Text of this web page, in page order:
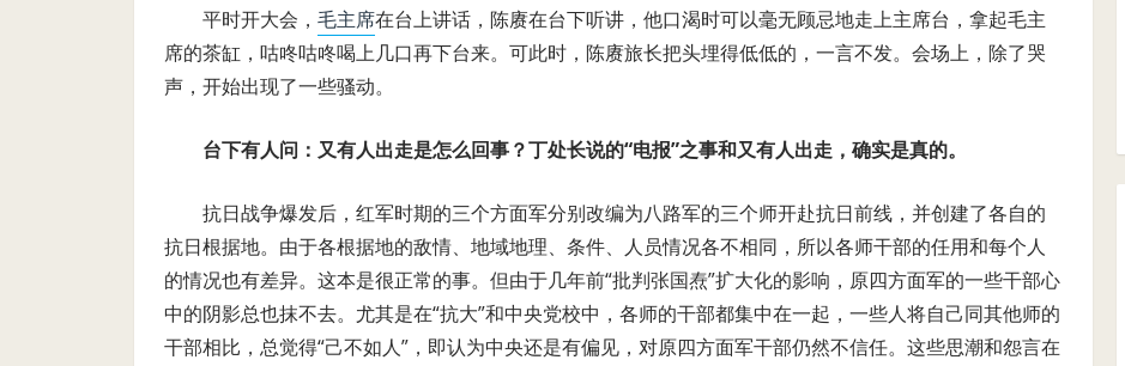
平时开大会， 毛主席在台上讲话，陈赓在台下听讲，他口渴时可以毫无顾忌地走上主席台，拿起毛主
席的茶缸，咕咚咕咚喝上几口再下台来。可此时，陈赓旅长把头埋得低低的，一言不发。会场上，除了哭
声，开始出现了一些骚动。
台下有人问：又有人出走是怎么回事？丁处长说的“电报”之事和又有人出走，确实是真的。
抗日战争爆发后，红军时期的三个方面军分别改编为八路军的三个师开赴抗日前线，并创建了各自的
抗日根据地。由于各根据地的敌情、地域地理、条件、人员情况各不相同，所以各师干部的任用和每个人
的情况也有差异。这本是很正常的事。但由于几年前“批判张国焘”扩大化的影响，原四方面军的一些干部心
中的阴影总也抹不去。尤其是在“抗大”和中央党校中，各师的干部都集中在一起，一些人将自己同其他师的
干部相比，总觉得“己不如人”，即认为中央还是有偏见，对原四方面军干部仍然不信任。这些思潮和怨言在